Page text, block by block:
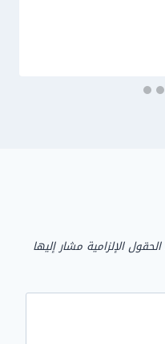
الحقول الإلزامية مشار إليها